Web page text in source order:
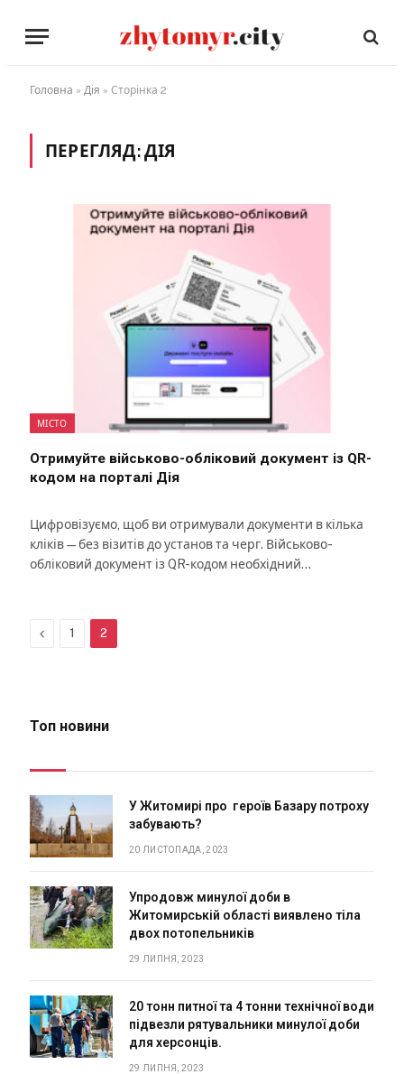
Головна » Дія » Сторінка 2
ПЕРЕГЛЯД:ДІЯ
МІСТО
Отримуйте військово-обліковий документ із QR-
кодом на порталі Дія
Цифровізуємо, щоб ви отримували документи в кілька
кліків — без візитів до установ та черг. Військово-
обліковий документ із QR-кодом необхідний…
Previous
1 2
Топ новини
У Житомирі про героїв Базару потроху
забувають?
20 ЛИСТОПАДА, 2023
Упродовж минулої доби в
Житомирській області виявлено тіла
двох потопельників
29 ЛИПНЯ, 2023
20 тонн питної та 4 тонни технічної води
підвезли рятувальники минулої доби
для херсонців.
29 ЛИПНЯ, 2023